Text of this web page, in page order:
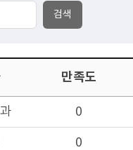
만족도
0
0